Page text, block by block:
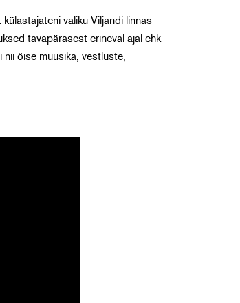
valiku Viljandi linnas
tavapärasest erineval ajal ehk
öise muusika, vestluste,